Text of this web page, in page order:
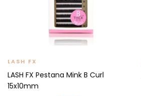
LASH FX
LASH FX Pestana Mink B Curl
15x10mm